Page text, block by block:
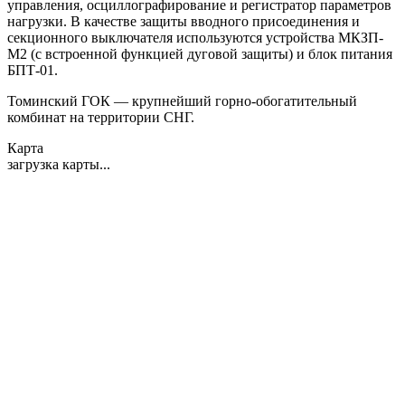
управления, осциллографирование и регистратор параметров
нагрузки. В качестве защиты вводного присоединения и
секционного выключателя используются устройства МКЗП-
М2 (с встроенной функцией дуговой защиты) и блок питания
БПТ-01.
Томинский ГОК — крупнейший горно-обогатительный
комбинат на территории СНГ.
Карта
загрузка карты...